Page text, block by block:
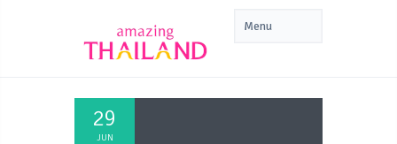
29
JUN